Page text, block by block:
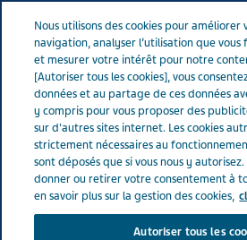
France Nos Produits
MIANSERINE
(bte de 30)
Nous utilisons des cookies pour
navigation, analyser l’utilisation que
et mesurer votre intérêt pour notre
[Autoriser tous les cookies], vous
données et au partage de ces données
y compris pour vous proposer des
sur d'autres sites internet. Les cookies
strictement nécessaires au
sont déposés que si vous nous y
donner ou retirer votre consentement à
en savoir plus sur la gestion des cookies,
Autoriser tous les